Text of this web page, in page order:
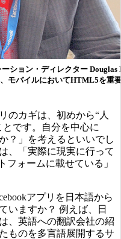
ション・ディレクター Douglas
モバイルにおいてHTML5を重
カギは、初めから“人
です。自分を中心に
？」を考えるといいでし
、「実際に現実に行って
フォームに載せている」
アプリを日本語から
いますか？ 例えば、日
、英語への翻訳会社の紹
ものを多言語展開するサ